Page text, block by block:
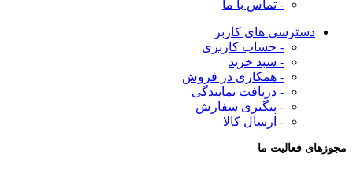
- تماس با ما
دسترسی های کاربر
- حساب کاربری
- سبد خرید
- همکاری در فروش
- دریافت نمایندگی
- پیگیری سفارش
- ارسال کالا
مجوزهای فعالیت ما